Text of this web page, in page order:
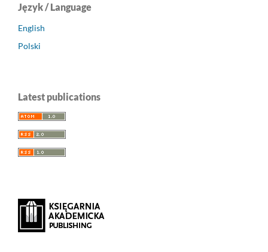
Język / Language
English
Polski
Latest publications